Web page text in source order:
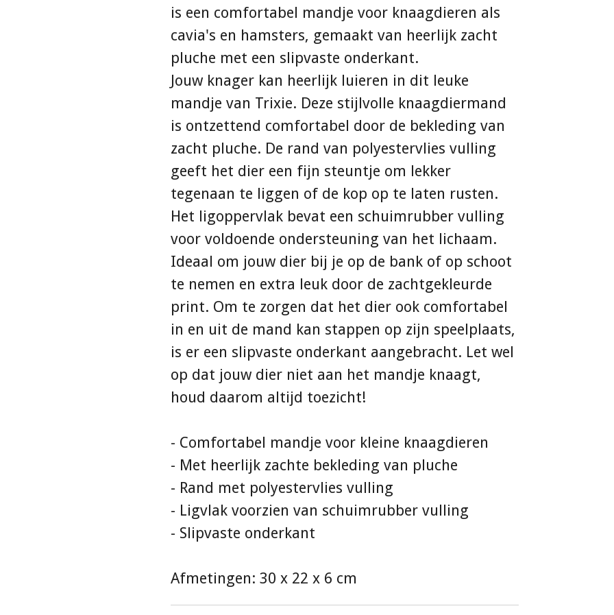
is een comfortabel mandje voor knaagdieren als
cavia's en hamsters, gemaakt van heerlijk zacht
pluche met een slipvaste onderkant.
Jouw knager kan heerlijk luieren in dit leuke
mandje van Trixie. Deze stijlvolle knaagdiermand
is ontzettend comfortabel door de bekleding van
zacht pluche. De rand van polyestervlies vulling
geeft het dier een fijn steuntje om lekker
tegenaan te liggen of de kop op te laten rusten.
Het ligoppervlak bevat een schuimrubber vulling
voor voldoende ondersteuning van het lichaam.
Ideaal om jouw dier bij je op de bank of op schoot
te nemen en extra leuk door de zachtgekleurde
print. Om te zorgen dat het dier ook comfortabel
in en uit de mand kan stappen op zijn speelplaats,
is er een slipvaste onderkant aangebracht. Let wel
op dat jouw dier niet aan het mandje knaagt,
houd daarom altijd toezicht!
- Comfortabel mandje voor kleine knaagdieren
- Met heerlijk zachte bekleding van pluche
- Rand met polyestervlies vulling
- Ligvlak voorzien van schuimrubber vulling
- Slipvaste onderkant
Afmetingen: 30 x 22 x 6 cm